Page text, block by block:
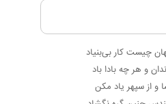
چیست کار بی‌بنیاد
و هر چه بادا باد
و از سپهر یاد مکن